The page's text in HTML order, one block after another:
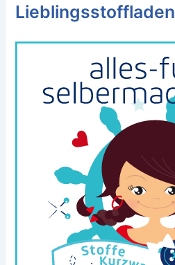
Lieblingsstoffladen